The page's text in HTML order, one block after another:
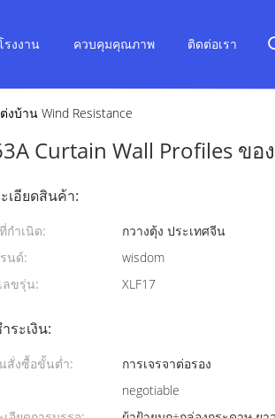
รงงาน ควบคุมคุณภาพ ติดต่อเรา
งบ้าน Wind Resistance
Curtain Wall Profiles ข
เอียดสินค้า:
กำเนิด:
กวางตุ้ง ประเทศจีน
นด์:
wisdom
ลขรุ่น:
XLF17
ระเงิน:
สั่งซื้อขั้นต่ำ:
การเจรจาต่อรอง
negotiable